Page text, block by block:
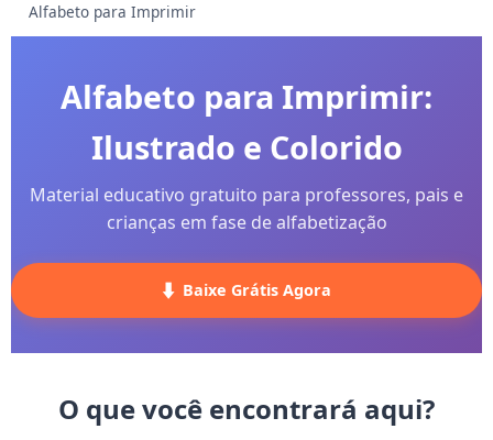
Alfabeto para Imprimir
Alfabeto para Imprimir:
Ilustrado e Colorido
Material educativo gratuito para professores, pais e
crianças em fase de alfabetização
⬇️ Baixe Grátis Agora
O que você encontrará aqui?